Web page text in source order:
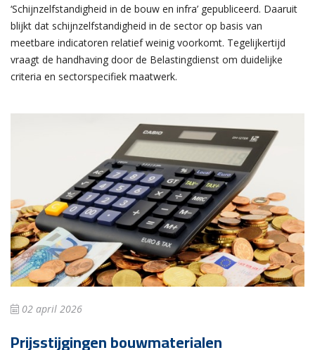
‘Schijnzelfstandigheid in de bouw en infra’ gepubliceerd. Daaruit
blijkt dat schijnzelfstandigheid in de sector op basis van
meetbare indicatoren relatief weinig voorkomt. Tegelijkertijd
vraagt de handhaving door de Belastingdienst om duidelijke
criteria en sectorspecifiek maatwerk.
02 april 2026
Prijsstijgingen bouwmaterialen